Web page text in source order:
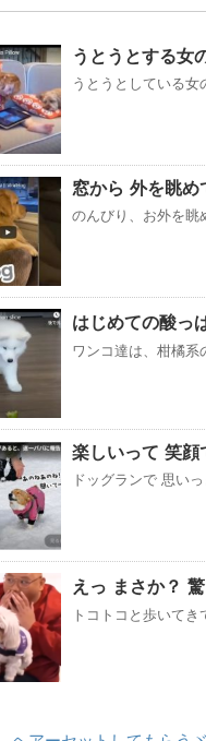
うとうとする女
うとうとしている
窓から 外を眺
のんびり、お外を眺
はじめての酸っ
ワンコ達は、柑橘系
楽しいって 笑顔
ドッグランで 思い
えっ まさか？
トコトコと歩いて